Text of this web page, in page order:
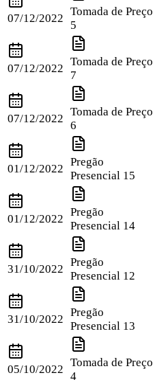
07/12/2022
Tomada de Preço
5
07/12/2022
Tomada de Preço
7
07/12/2022
Tomada de Preço
6
01/12/2022
Pregão
Presencial 15
01/12/2022
Pregão
Presencial 14
31/10/2022
Pregão
Presencial 12
31/10/2022
Pregão
Presencial 13
05/10/2022
Tomada de Preço
4